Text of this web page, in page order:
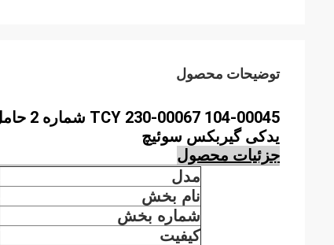
توضیحات محصول
TCY 230-00067 104-00045 شماره 2 حامل A
یدکی گیربکس سوئیچ
جزئیات محصول
مدل
نام بخش
شماره بخش
کیفیت